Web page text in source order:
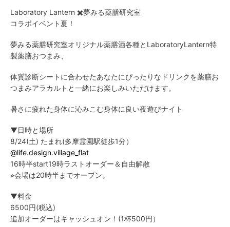
Laboratory Lantern ✖️夢みる薬膳研究室
コラボイベント夏！
夢みる薬膳研究室オリジナル薬膳酒各種とLaboratoryLantern特
製薬膳おつまみ、
体質診断シートに合わせたあなたにぴったりなドリンクを薬膳お
つまみアラカルトと一緒にお楽しみいただけます。
暑さに疲れた身体に沁みこむ身体に良い夜遊びナイト
▼日時と場所
8/24(土) たまれ(多摩霊園駅徒歩1分）
@life.design.village_flat
16時半start19時ラストオーダー＆自由解散
⭐︎会場は20時半までオープン。
▼料金
6500円(税込)
追加オーダーはキャッシュオン！(1杯500円）